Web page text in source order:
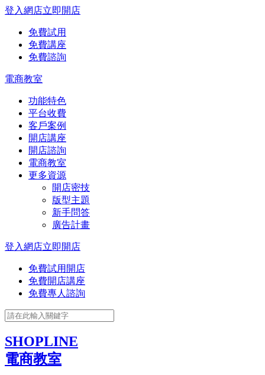
登入網店立即開店
免費試用
免費講座
免費諮詢
電商教室
功能特色
平台收費
客戶案例
開店講座
開店諮詢
電商教室
更多資源
開店密技
版型主題
新手問答
廣告計畫
登入網店立即開店
免費試用開店
免費開店講座
免費專人諮詢
SHOPLINE
電商教室